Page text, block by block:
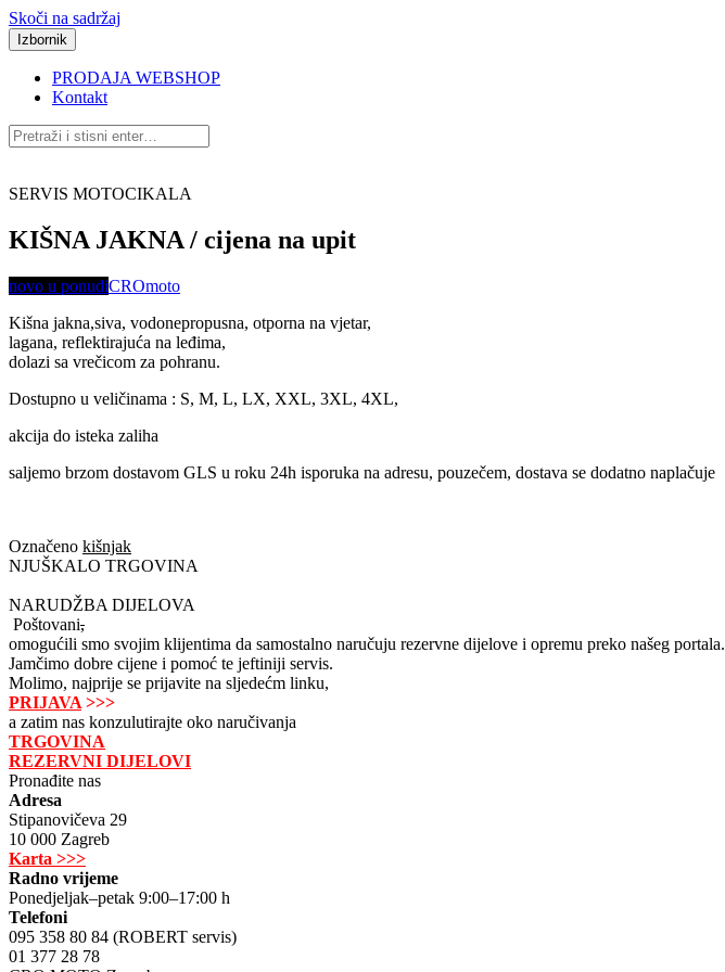
Skoči na sadržaj
Izbornik
PRODAJA WEBSHOP
Kontakt
SERVIS MOTOCIKALA
KIŠNA JAKNA / cijena na upit
novo u ponudiCROmoto
Kišna jakna,siva, vodonepropusna, otporna na vjetar,
lagana, reflektirajuća na leđima,
dolazi sa vrečicom za pohranu.
Dostupno u veličinama : S, M, L, LX, XXL, 3XL, 4XL,
akcija do isteka zaliha
saljemo brzom dostavom GLS u roku 24h isporuka na adresu, pouzečem, dostava se dodatno naplačuje
Označeno kišnjak
NJUŠKALO TRGOVINA
NARUDŽBA DIJELOVA
Poštovani,
omogućili smo svojim klijentima da samostalno naručuju rezervne dijelove i opremu preko našeg portala.
Jamčimo dobre cijene i pomoć te jeftiniji servis.
Molimo, najprije se prijavite na sljedećm linku,
PRIJAVA >>>
a zatim nas konzulutirajte oko naručivanja
TRGOVINA
REZERVNI DIJELOVI
Pronađite nas
Adresa
Stipanovičeva 29
10 000 Zagreb
Karta >>>
Radno vrijeme
Ponedjeljak–petak 9:00–17:00 h
Telefoni
095 358 80 84 (ROBERT servis)
01 377 28 78